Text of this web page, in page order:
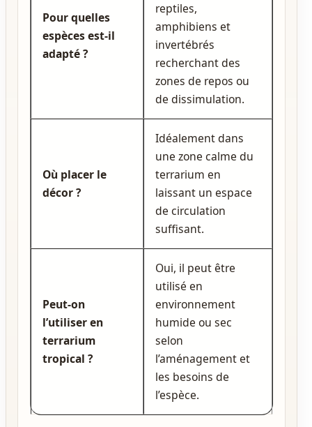
Pour quelles
espèces est‑il
adapté ?
reptiles,
amphibiens et
invertébrés
recherchant des
zones de repos ou
de dissimulation.
Où placer le
décor ?
Idéalement dans
une zone calme du
terrarium en
laissant un espace
de circulation
suffisant.
Peut‑on
l’utiliser en
terrarium
tropical ?
Oui, il peut être
utilisé en
environnement
humide ou sec
selon
l’aménagement et
les besoins de
l’espèce.